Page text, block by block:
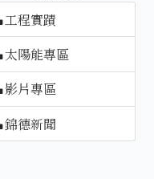
工程實蹟
太陽能專區
影片專區
錦德新聞